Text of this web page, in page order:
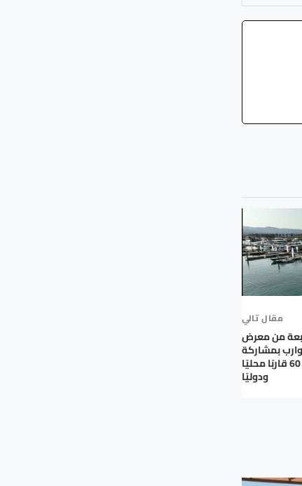
مقال تالي
من معرض
بمشاركة
واسعة وأكثر من 60 قاربًا محليًا
ودوليًا